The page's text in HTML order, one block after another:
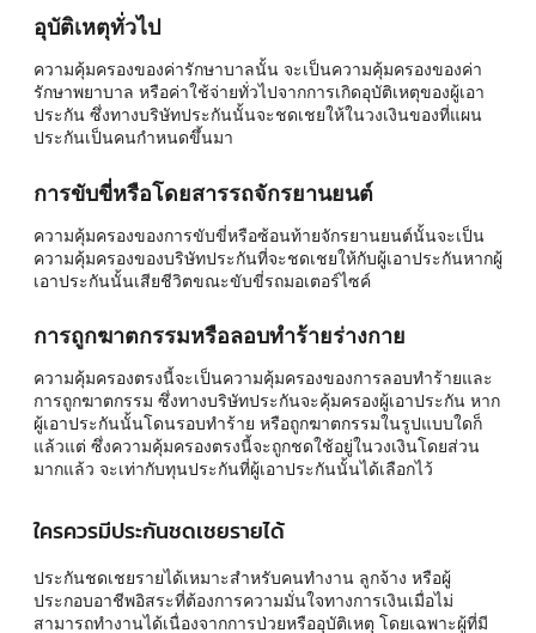
อุบัติเหตุทั่วไป
ความคุ้มครองของค่ารักษาบาลนั้น จะเป็นความคุ้มครองของค่า
รักษาพยาบาล หรือค่าใช้จ่ายทั่วไปจากการเกิดอุบัติเหตุของผู้เอา
ประกัน ซึ่งทางบริษัทประกันนั้นจะชดเชยให้ในวงเงินของที่แผน
ประกันเป็นคนกำหนดขึ้นมา
การขับขี่หรือโดยสารรถจักรยานยนต์
ความคุ้มครองของการขับขี่หรือซ้อนท้ายจักรยานยนต์นั้นจะเป็น
ความคุ้มครองของบริษัทประกันที่จะชดเชยให้กับผู้เอาประกันหากผู้
เอาประกันนั้นเสียชีวิตขณะขับขี่รถมอเตอร์ไซค์
การถูกฆาตกรรมหรือลอบทำร้ายร่างกาย
ความคุ้มครองตรงนี้จะเป็นความคุ้มครองของการลอบทำร้ายและ
การถูกฆาตกรรม ซึ่งทางบริษัทประกันจะคุ้มครองผู้เอาประกัน หาก
ผู้เอาประกันนั้นโดนรอบทำร้าย หรือถูกฆาตกรรมในรูปแบบใดก็
แล้วแต่ ซึ่งความคุ้มครองตรงนี้จะถูกชดใช้อยู่ในวงเงินโดยส่วน
มากแล้ว จะเท่ากับทุนประกันที่ผู้เอาประกันนั้นได้เลือกไว้
ใครควรมีประกันชดเชยรายได้
ประกันชดเชยรายได้เหมาะสำหรับคนทำงาน ลูกจ้าง หรือผู้
ประกอบอาชีพอิสระที่ต้องการความมั่นใจทางการเงินเมื่อไม่
สามารถทำงานได้เนื่องจากการป่วยหรืออุบัติเหตุ โดยเฉพาะผู้ที่มี